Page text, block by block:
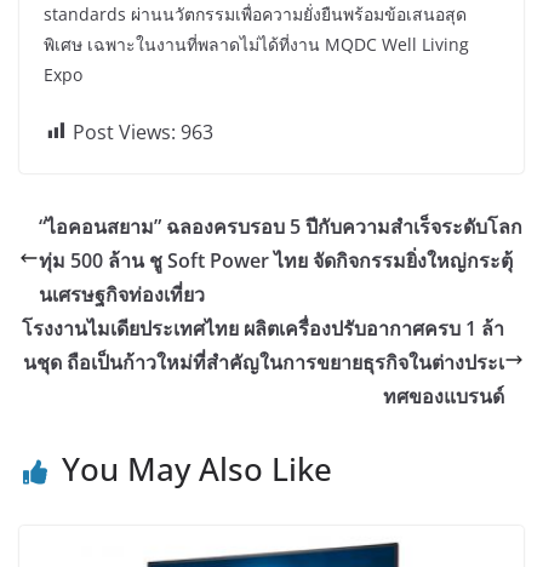
standards ผ่านนวัตกรรมเพื่อความยั่งยืนพร้อมข้อเสนอสุด
พิเศษ เฉพาะในงานที่พลาดไม่ได้ที่งาน MQDC Well Living
Expo
Post Views: 963
“ไอคอนสยาม” ฉลองครบรอบ 5 ปีกับความสำเร็จระดับโลก
ทุ่ม 500 ล้าน ชู Soft Power ไทย จัดกิจกรรมยิ่งใหญ่กระตุ้
นเศรษฐกิจท่องเที่ยว
โรงงานไมเดียประเทศไทย ผลิตเครื่องปรับอากาศครบ 1 ล้า
นชุด ถือเป็นก้าวใหม่ที่สำคัญในการขยายธุรกิจในต่างประเ
ทศของแบรนด์
You May Also Like